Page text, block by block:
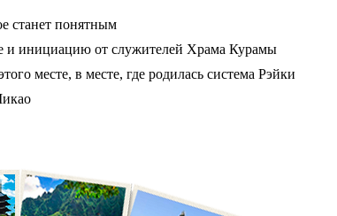
станет понятным
и инициацию от служителей Храма Курамы
месте, в месте, где родилась система Рэйки